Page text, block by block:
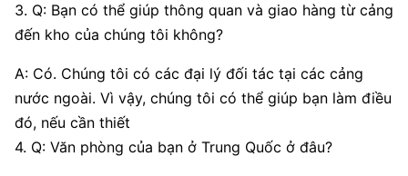
3. Q: Bạn có thể giúp thông quan và giao hàng từ cảng
đến kho của chúng tôi không?
A: Có. Chúng tôi có các đại lý đối tác tại các cảng
nước ngoài. Vì vậy, chúng tôi có thể giúp bạn làm điều
đó, nếu cần thiết
4. Q: Văn phòng của bạn ở Trung Quốc ở đâu?